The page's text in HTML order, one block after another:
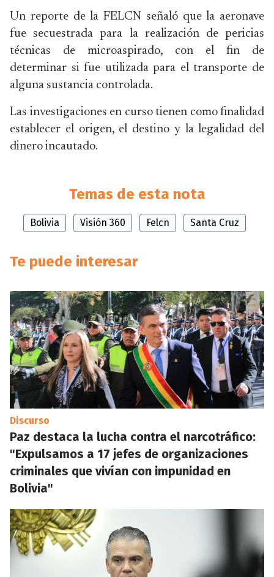
Un reporte de la FELCN señaló que la aeronave
fue secuestrada para la realización de pericias
técnicas de microaspirado, con el fin de
determinar si fue utilizada para el transporte de
alguna sustancia controlada.
Las investigaciones en curso tienen como finalidad
establecer el origen, el destino y la legalidad del
dinero incautado.
Temas de esta nota
Bolivia Visión 360 Felcn Santa Cruz
Te puede interesar
Discurso
Paz destaca la lucha contra el narcotráfico:
"Expulsamos a 17 jefes de organizaciones
criminales que vivían con impunidad en
Bolivia"